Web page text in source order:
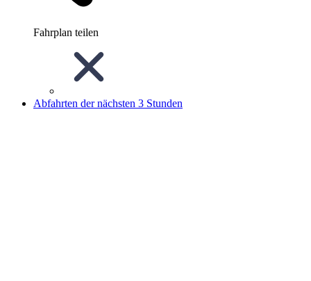
Fahrplan teilen
Abfahrten der nächsten 3 Stunden